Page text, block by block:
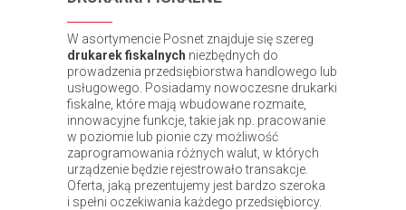
W asortymencie Posnet znajduje się szereg
drukarek fiskalnych niezbędnych do
prowadzenia przedsiębiorstwa handlowego lub
usługowego. Posiadamy nowoczesne drukarki
fiskalne, które mają wbudowane rozmaite,
innowacyjne funkcje, takie jak np. pracowanie
w poziomie lub pionie czy możliwość
zaprogramowania różnych walut, w których
urządzenie będzie rejestrowało transakcje.
Oferta, jaką prezentujemy jest bardzo szeroka
i spełni oczekiwania każdego przedsiębiorcy.